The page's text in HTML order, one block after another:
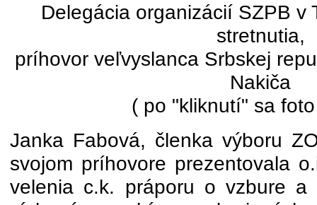
Delegácia organizácií SZPB v
stretnutia,
príhovor veľvyslanca Srbskej
Nakiča
( po "kliknutí" sa
Janka Fabová, členka výboru
svojom príhovore prezentovala
velenia c.k. práporu o vzbure a